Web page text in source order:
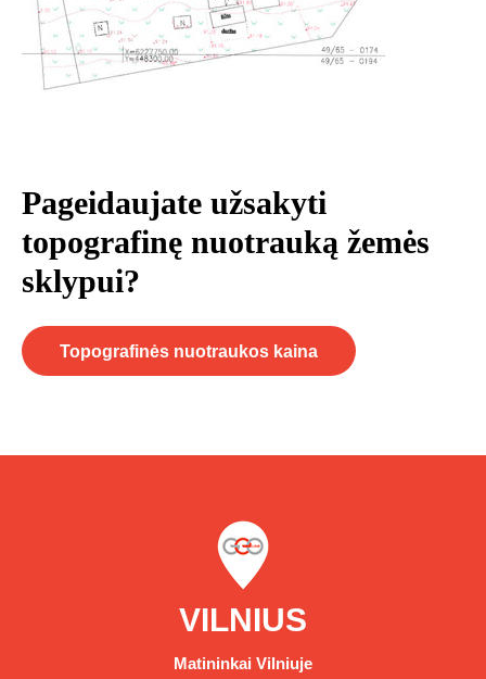
Pageidaujate užsakyti
topografinę nuotrauką žemės
sklypui?
Topografinės nuotraukos kaina
VILNIUS
Matininkai Vilniuje